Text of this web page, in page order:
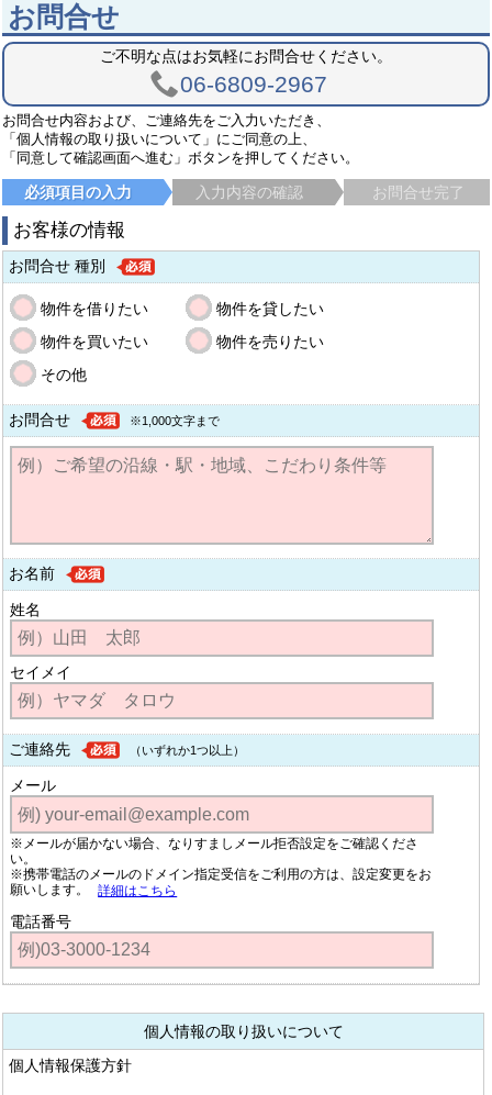
お問合せ
ご不明な点はお気軽にお問合せください。
06-6809-2967
お問合せ内容および、ご連絡先をご入力いただき、
「個人情報の取り扱いについて」にご同意の上、
「同意して確認画面へ進む」ボタンを押してください。
必須項目の入力 入力内容の確認 お問合せ完了
お客様の情報
お問合せ 種別
物件を借りたい
物件を貸したい
物件を買いたい
物件を売りたい
その他
お問合せ ※1,000文字まで
お名前
姓名
セイメイ
ご連絡先 （いずれか1つ以上）
メール
※メールが届かない場合、なりすましメール拒否設定をご確認くださ
い。
※携帯電話のメールのドメイン指定受信をご利用の方は、設定変更をお
願いします。
詳細はこちら
電話番号
個人情報の取り扱いについて
個人情報保護方針